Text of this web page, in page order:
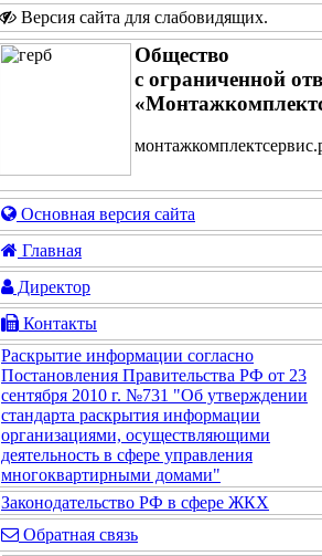
Версия сайта для слабовидящих.
Общество
с ограниченной
Основная версия сайта
Главная
Директор
Контакты
Раскрытие информации согласно
Постановления Правительства РФ от 23
сентября 2010 г. №731 "Об утверждении
стандарта раскрытия информации
организациями, осуществляющими
деятельность в сфере управления
многоквартирными домами"
Законодательство РФ в сфере ЖКХ
Обратная связь